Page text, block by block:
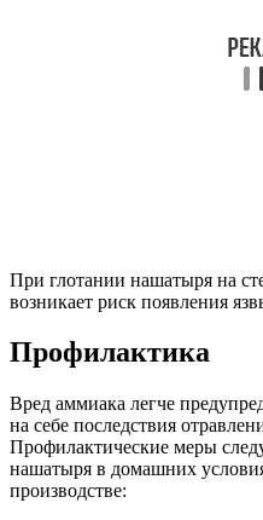
При глотании нашатыря на
возникает риск появления
Профилактика
Вред аммиака легче
на себе последствия
Профилактические меры
нашатыря в домашних
производстве: